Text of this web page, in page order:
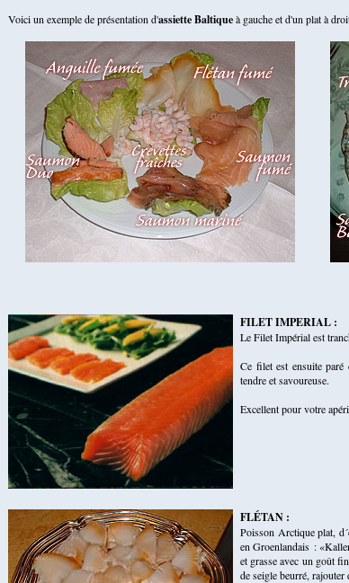
Voici un exemple de présentation d'assiette Baltiqueà gauche et d'un plat à
FILET IMPERIAL :
Le Filet Impérial est
Ce filet est ensuite paré
tendre et savoureuse.
Excellent pour votre
FLÉTAN :
Poisson Arctique plat,
en Groenlandais :
et grasse avec un goût
de seigle beurré,